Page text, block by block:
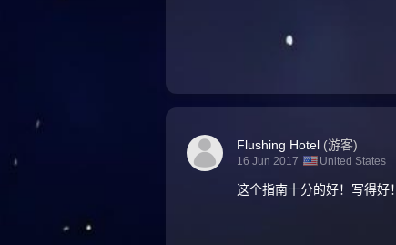
Flushing Hotel (游客)
16 Jun 2017 United States
这个指南十分的好！写得好！